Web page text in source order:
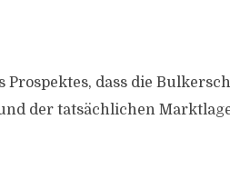
Prospektes, dass die
der tatsächlichen